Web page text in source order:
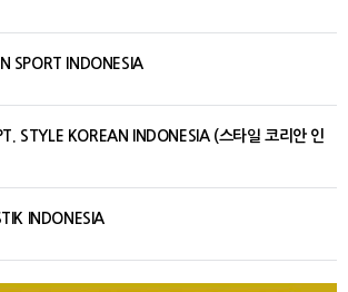
SPORT INDONESIA
STYLE KOREAN INDONESIA (스타일 코리안 인
INDONESIA